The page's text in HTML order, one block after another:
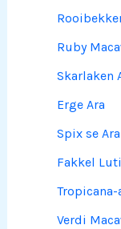
Ruby
Skarlaken
Erge Ara
Spix se Ara
Fakkel
Tropicana-
Verdi